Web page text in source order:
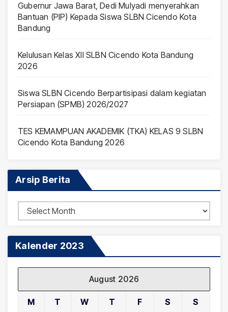
Gubernur Jawa Barat, Dedi Mulyadi menyerahkan
Bantuan (PIP) Kepada Siswa SLBN Cicendo Kota
Bandung
Kelulusan Kelas XII SLBN Cicendo Kota Bandung
2026
Siswa SLBN Cicendo Berpartisipasi dalam kegiatan
Persiapan (SPMB) 2026/2027
TES KEMAMPUAN AKADEMIK (TKA) KELAS 9 SLBN
Cicendo Kota Bandung 2026
Arsip Berita
Arsip
Berita
Kalender 2023
August 2026
M T W T F S S